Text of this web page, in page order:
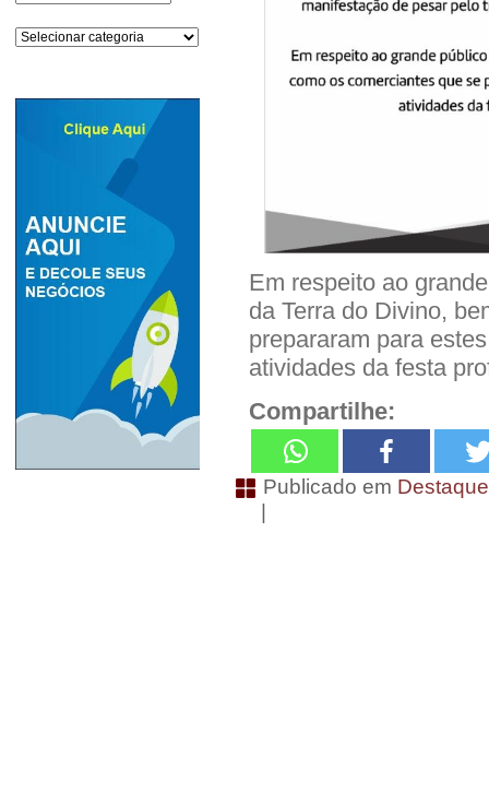
Categorias
Em respeito ao
da Terra do Divino,
prepararam para
atividades da festa
Compartilhe:
Publicado em
|